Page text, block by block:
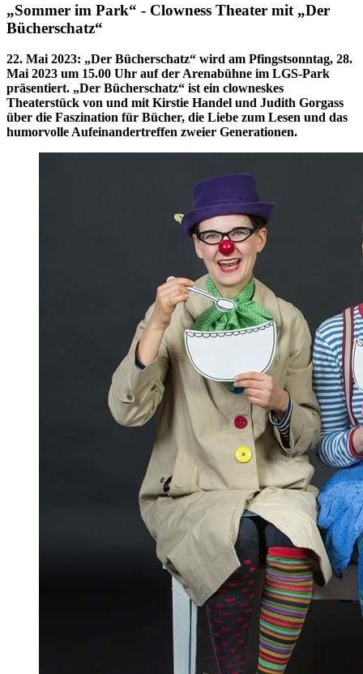
„Sommer im Park“ - Clowness Theater mit „Der
Bücherschatz“
22. Mai 2023: „Der Bücherschatz“ wird am Pfingstsonntag, 28.
Mai 2023 um 15.00 Uhr auf der Arenabühne im LGS-Park
präsentiert. „Der Bücherschatz“ ist ein clowneskes
Theaterstück von und mit Kirstie Handel und Judith Gorgass
über die Faszination für Bücher, die Liebe zum Lesen und das
humorvolle Aufeinandertreffen zweier Generationen.